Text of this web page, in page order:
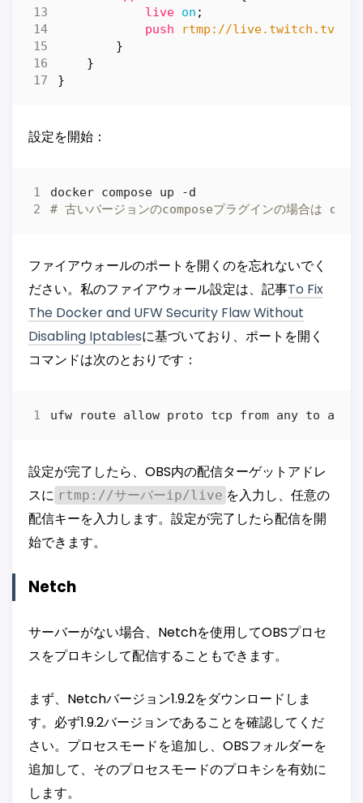
live on ;
push
rtmp://live.twitch.tv/
}
}
}
設定を開始：
# 古いバージョンのcomposeプラグインの場合は
ファイアウォールのポートを開くのを忘れないでく
ださい。私のファイアウォール設定は、記事To Fix
The Docker and UFW Security Flaw Without
Disabling Iptablesに基づいており、ポートを開く
コマンドは次のとおりです：
ufw route allow proto tcp from any to any
設定が完了したら、OBS内の配信ターゲットアドレ
スに rtmp://サーバーip/live を入力し、任意の
配信キーを入力します。設定が完了したら配信を開
始できます。
Netch
サーバーがない場合、Netchを使用してOBSプロセ
スをプロキシして配信することもできます。
まず、Netchバージョン1.9.2をダウンロードしま
す。必ず1.9.2バージョンであることを確認してくだ
さい。プロセスモードを追加し、OBSフォルダーを
追加して、そのプロセスモードのプロキシを有効に
します。